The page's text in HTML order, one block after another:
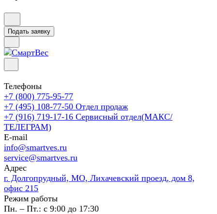
Подать заявку
Телефоны
+7 (800) 775-95-77
+7 (495) 108-77-50 Отдел продаж
+7 (916) 719-17-16 Сервисный отдел(МАКС/
ТЕЛЕГРАМ)
E-mail
info@smartves.ru
service@smartves.ru
Адрес
г. Долгопрудный, МО, Лихачевский проезд, дом 8,
офис 215
Режим работы
Пн. – Пт.: с 9:00 до 17:30